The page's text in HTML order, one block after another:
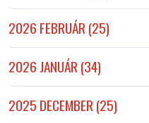
2026 FEBRUÁR (25)
2026 JANUÁR (34)
2025 DECEMBER (25)